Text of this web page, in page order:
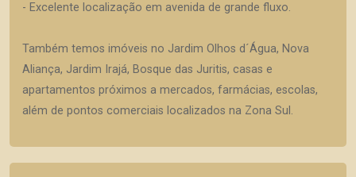
- Excelente localização em avenida de grande fluxo.
Também temos imóveis no Jardim Olhos d´Água, Nova
Aliança, Jardim Irajá, Bosque das Juritis, casas e
apartamentos próximos a mercados, farmácias, escolas,
além de pontos comerciais localizados na Zona Sul.